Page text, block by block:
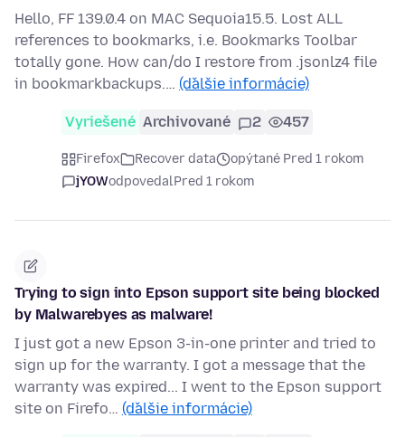
Hello, FF 139.0.4 on MAC Sequoia15.5. Lost ALL
references to bookmarks, i.e. Bookmarks Toolbar
totally gone. How can/do I restore from .jsonlz4 file
in bookmarkbackups.… (ďalšie informácie)
Vyriešené Archivované 2 457
Firefox Recover data
opýtané Pred 1 rokom
jYOWodpovedalPred 1 rokom
Trying to sign into Epson support site being blocked
by Malwarebyes as malware!
I just got a new Epson 3-in-one printer and tried to
sign up for the warranty. I got a message that the
warranty was expired... I went to the Epson support
site on Firefo… (ďalšie informácie)